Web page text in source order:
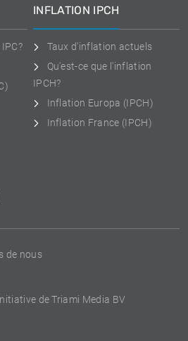
de nous
de Triami Media BV
INFLATION IPCH
Taux d'inflation actuels
Qu'est-ce que l'inflation
IPCH?
Inflation Europa (IPCH)
Inflation France (IPCH)